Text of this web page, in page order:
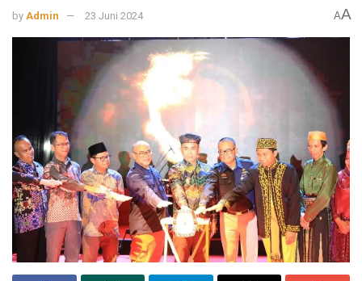
by Admin 23 Juni 2024 AA